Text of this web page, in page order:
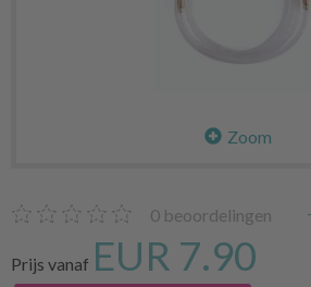
Zoom
0 beoordelingen
Prijs vanaf EUR 7.90